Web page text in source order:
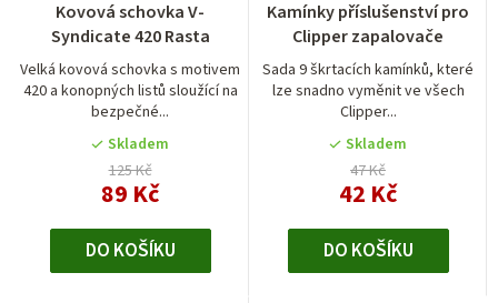
Kovová schovka V-
Syndicate 420 Rasta
Velká kovová schovka s motivem
420 a konopných listů sloužící na
bezpečné...
Skladem
125 Kč
89 Kč
DO KOŠÍKU
Kamínky příslušenství pro
Clipper zapalovače
Sada 9 škrtacích kamínků, které
lze snadno vyměnit ve všech
Clipper...
Skladem
47 Kč
42 Kč
DO KOŠÍKU